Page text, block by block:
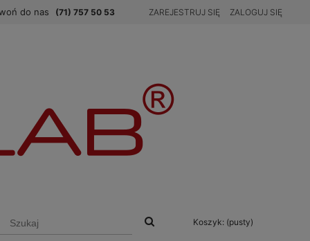
do nas (71) 757 50 53 ZAREJESTRUJ SIĘ ZALOGUJ SIĘ
Koszyk: (pusty)